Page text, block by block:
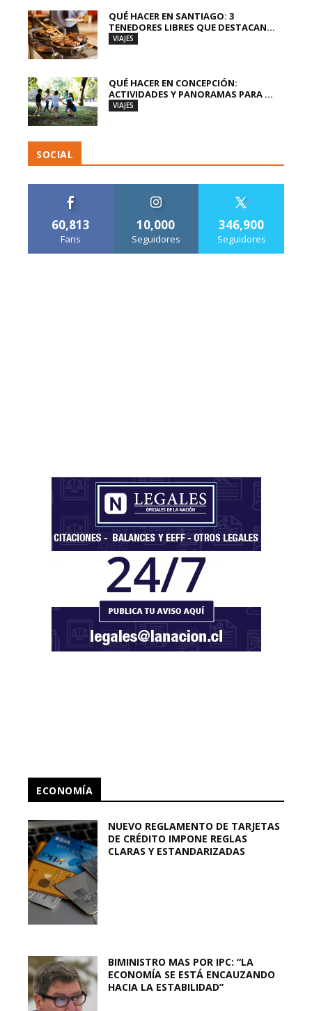
QUÉ HACER EN SANTIAGO: 3
TENEDORES LIBRES QUE DESTACAN...
VIAJES
QUÉ HACER EN CONCEPCIÓN:
ACTIVIDADES Y PANORAMAS PARA ...
VIAJES
SOCIAL
60,813
Fans
10,000
Seguidores
346,900
Seguidores
ECONOMÍA
NUEVO REGLAMENTO DE TARJETAS
DE CRÉDITO IMPONE REGLAS
CLARAS Y ESTANDARIZADAS
BIMINISTRO MAS POR IPC: “LA
ECONOMÍA SE ESTÁ ENCAUZANDO
HACIA LA ESTABILIDAD”